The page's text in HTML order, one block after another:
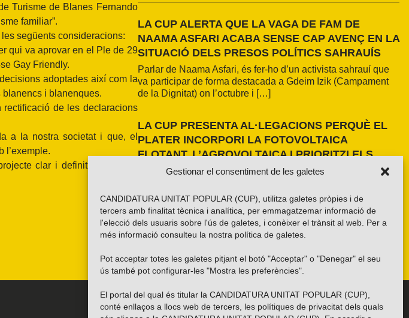
Gestionar el consentiment de les galetes
CANDIDATURA UNITAT POPULAR (CUP), utilitza galetes pròpies i de
tercers amb finalitat tècnica i analítica, per emmagatzemar informació de
l'elecció dels usuaris sobre l'ús de galetes, i conèixer el trànsit al web. Per a
més informació consulteu la nostra política de galetes
Pot acceptar totes les galetes pitjant el botó "Acceptar" o "Denegar" el seu
ús també pot configurar-les "Mostra les preferències".
El portal del qual és titular la CANDIDATURA UNITAT POPULAR (CUP),
conté enllaços a llocs web de tercers, les polítiques de privacitat dels quals
Turisme de Blanes Fernando
familiar”.
següents consideracions:
qui va aprovar en el Ple de 29
Gay Friendly.
adoptades així com la
i blanenques.
de les declaracions
a la nostra societat i que, el
l’exemple.
clar i definit en matèria
LA CUP ALERTA QUE LA VAGA DE FAM DE
NAAMA ASFARI ACABA SENSE CAP AVENÇ EN LA
SITUACIÓ DELS PRESOS POLÍTICS SAHRAUÍS
Parlar de Naama Asfari, és fer-ho d’un activista sahrauí que
va participar de forma destacada a Gdeim Izik (Campament
de la Dignitat) on l’octubre i […]
LA CUP PRESENTA AL·LEGACIONS PERQUÈ EL
PLATER INCORPORI LA FOTOVOLTAICA
FLOTANT, L’AGROVOLTAICA I PRIORITZI ELS
ESPAIS ANTROPITZATS
al PLATER d’àmbit nacional. La primera, amb una proposta
pròpia basada en els resultats de l’estudi fet a la demarcació
de Girona i amb la voluntat d’estendre’n els criteris a tot el
país. La segona, impulsada per la Xarxa per una Transició
Troba’ns a les xarxes socials